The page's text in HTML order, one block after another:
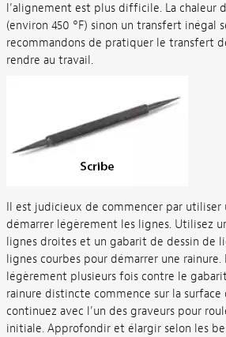
l’alignement est plus difficile. La chaleur
(environ 450 °F) sinon un transfert inégal
recommandons de pratiquer le transfert
rendre au travail.
Il est judicieux de commencer par utiliser
démarrer légèrement les lignes. Utilisez
lignes droites et un gabarit de dessin de
lignes courbes pour démarrer une rainure.
légèrement plusieurs fois contre le gabarit
rainure distincte commence sur la surface
continuez avec l’un des graveurs pour
initiale. Approfondir et élargir selon les